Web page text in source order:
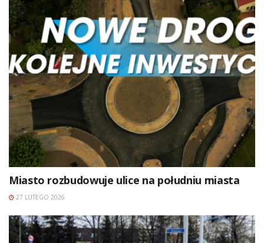
Miasto rozbudowuje ulice na południu miasta
27 LUTEGO 2026